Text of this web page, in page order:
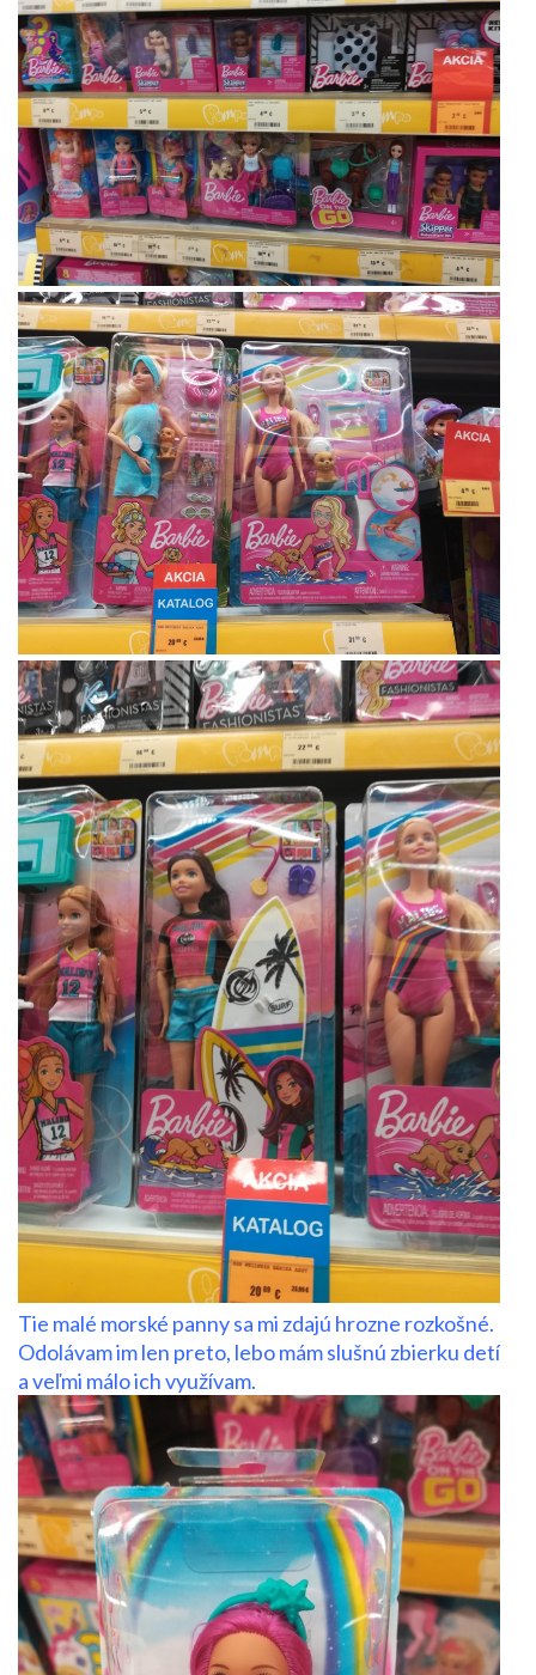
Tie malé morské panny sa mi zdajú hrozne rozkošné.
Odolávam im len preto, lebo mám slušnú zbierku detí
a veľmi málo ich využívam.